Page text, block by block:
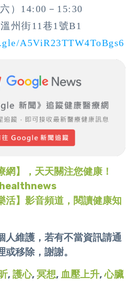
）14:00－15:30
州街11巷1號B1
A5ViR23TTW4ToBgs6
網】，天天關注您健康！
活】影音頻道，閱讀健康知
人維護，若有不當資訊請通
移除，謝謝。
, 護心, 冥想, 血壓上升,心臟